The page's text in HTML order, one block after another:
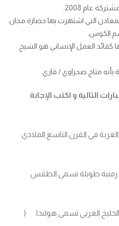
عام 2008.
التي اشتهرت بها حضارة مجان.
الكوس.
كقائد العمل الإنساني هو الشيخ
بأنه مناخ صحراوي / قاري.
التالية و اكتب الإجابة
في القرن التاسع الملادي
زمنية طويلة تسمى الطقس
الخليج العربي تسمى هولندا (